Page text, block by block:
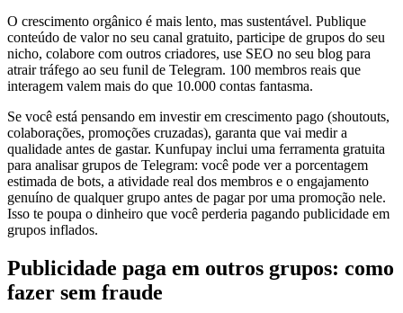
O crescimento orgânico é mais lento, mas sustentável. Publique
conteúdo de valor no seu canal gratuito, participe de grupos do seu
nicho, colabore com outros criadores, use SEO no seu blog para
atrair tráfego ao seu funil de Telegram. 100 membros reais que
interagem valem mais do que 10.000 contas fantasma.
Se você está pensando em investir em crescimento pago (shoutouts,
colaborações, promoções cruzadas), garanta que vai medir a
qualidade antes de gastar. Kunfupay inclui uma ferramenta gratuita
para analisar grupos de Telegram: você pode ver a porcentagem
estimada de bots, a atividade real dos membros e o engajamento
genuíno de qualquer grupo antes de pagar por uma promoção nele.
Isso te poupa o dinheiro que você perderia pagando publicidade em
grupos inflados.
Publicidade paga em outros grupos: como
fazer sem fraude